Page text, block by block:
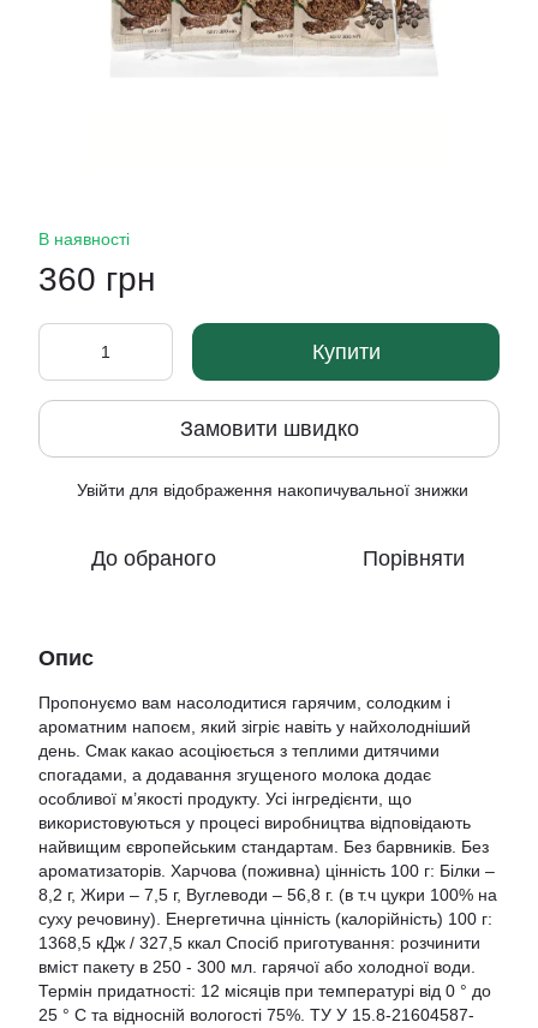
В наявності
360 грн
Купити
Замовити швидко
Увійти для відображення накопичувальної знижки
До обраного Порівняти
Опис
Пропонуємо вам насолодитися гарячим, солодким і
ароматним напоєм, який зігріє навіть у найхолодніший
день. Смак какао асоціюється з теплими дитячими
спогадами, а додавання згущеного молока додає
особливої м’якості продукту. Усі інгредієнти, що
використовуються у процесі виробництва відповідають
найвищим європейським стандартам. Без барвників. Без
ароматизаторів. Харчова (поживна) цінність 100 г: Білки –
8,2 г, Жири – 7,5 г, Вуглеводи – 56,8 г. (в т.ч цукри 100% на
суху речовину). Енергетична цінність (калорійність) 100 г:
1368,5 кДж / 327,5 ккал Спосіб приготування: розчинити
вміст пакету в 250 - 300 мл. гарячої або холодної води.
Термін придатності: 12 місяців при температурі від 0 ° до
25 ° С та відносній вологості 75%. ТУ У 15.8-21604587-